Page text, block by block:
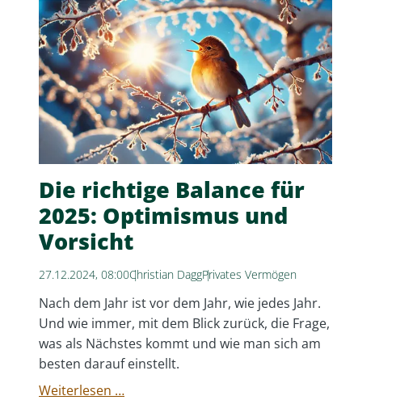
Die richtige Balance für
2025: Optimismus und
Vorsicht
27.12.2024, 08:00Christian DaggPrivates Vermögen
Nach dem Jahr ist vor dem Jahr, wie jedes Jahr.
Und wie immer, mit dem Blick zurück, die Frage,
was als Nächstes kommt und wie man sich am
besten darauf einstellt.
Weiterlesen …Die